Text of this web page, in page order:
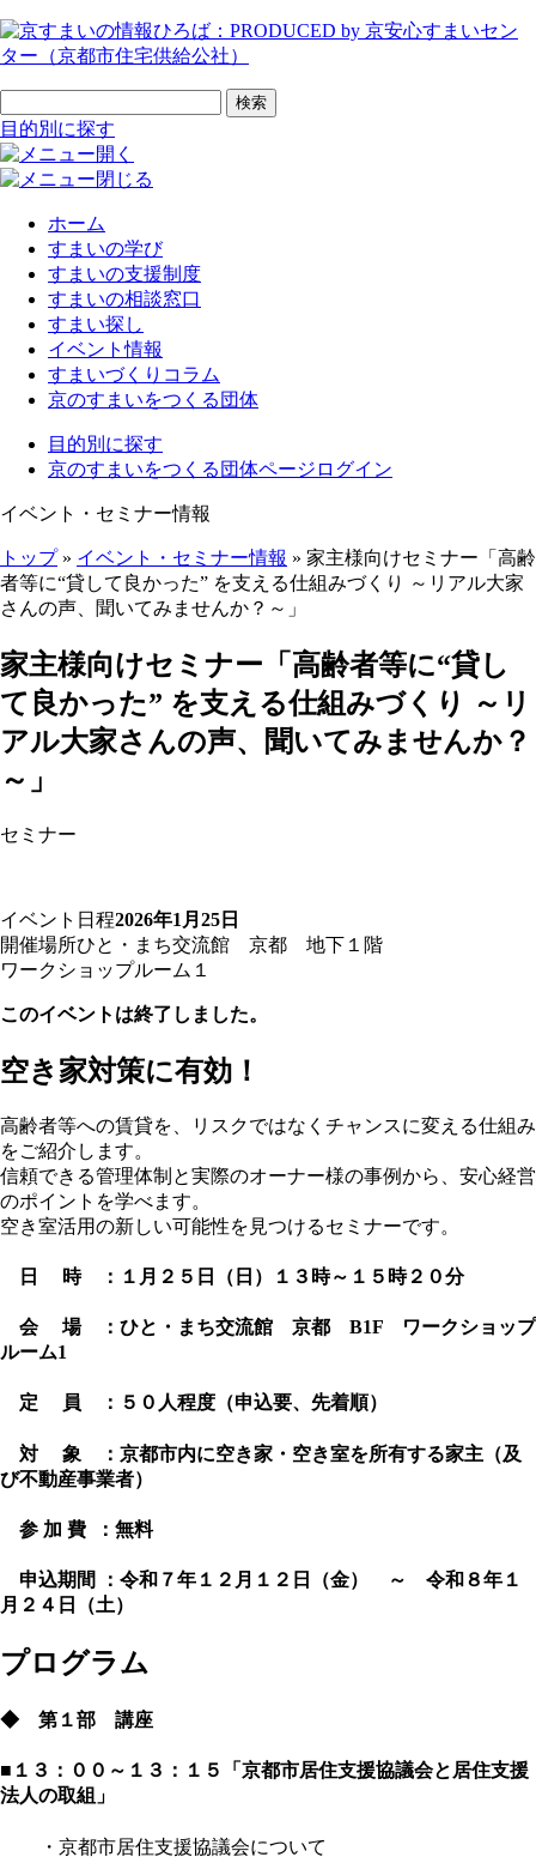
ページの先頭です
検索
目的別に探す
ホーム
すまいの学び
すまいの支援制度
すまいの相談窓口
すまい探し
イベント情報
すまいづくりコラム
京のすまいをつくる団体
目的別に探す
京のすまいをつくる団体ページログイン
イベント・セミナー情報
トップ» イベント・セミナー情報 » 家主様向けセミナー「高齢
者等に“貸して良かった” を支える仕組みづくり ～リアル大家
さんの声、聞いてみませんか？～」
ここから本文です。
家主様向けセミナー「高齢者等に“貸し
て良かった” を支える仕組みづくり ～リ
アル大家さんの声、聞いてみませんか？
～」
セミナー
イベント日程2026年1月25日
開催場所ひと・まち交流館 京都 地下１階
ワークショップルーム１
このイベントは終了しました。
空き家対策に有効！
高齢者等への賃貸を、リスクではなくチャンスに変える仕組み
をご紹介します。
信頼できる管理体制と実際のオーナー様の事例から、安心経営
のポイントを学べます。
空き室活用の新しい可能性を見つけるセミナーです。
日 時 ：１月２５日（日）１３時～１５時２０分
会 場
：ひと・まち交流館 京都 B1F ワークショップ
ルーム1
定 員 ：５０人程度（申込要、先着順）
対 象
：京都市内に空き家・空き室を所有する家主（及
び不動産事業者）
参 加 費 ：無料
申込期間
：令和７年１２月１２日（金） ～ 令和８年１
月２４日（土）
プログラム
◆ 第１部 講座
■１３：００～１３：１５「 京都市居住支援協議会と居住支援
法人の取組 」
・京都市居住支援協議会について